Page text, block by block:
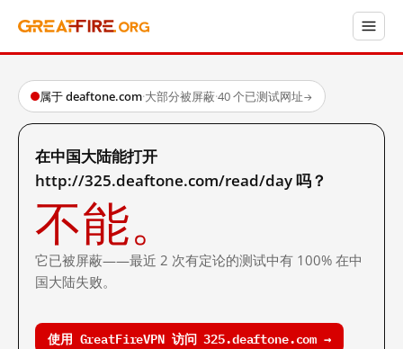
属于 deaftone.com·大部分被屏蔽·40 个已测试网址→
在中国大陆能打开
http://325.deaftone.com/read/day 吗？
不能。
它已被屏蔽——最近 2 次有定论的测试中有 100% 在中
国大陆失败。
使用 GreatFireVPN 访问 325.deaftone.com →